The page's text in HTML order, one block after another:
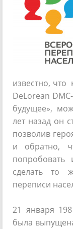
известно, что
DeLorean
будущее»,
лет назад он
позволив
и обратно,
сделать то
переписи
21 января
была